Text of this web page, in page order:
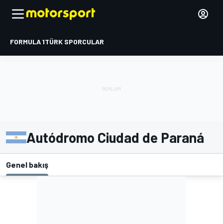
FORMULA 1TÜRK SPORCULAR
Autódromo Ciudad de Paraná
Genel bakış